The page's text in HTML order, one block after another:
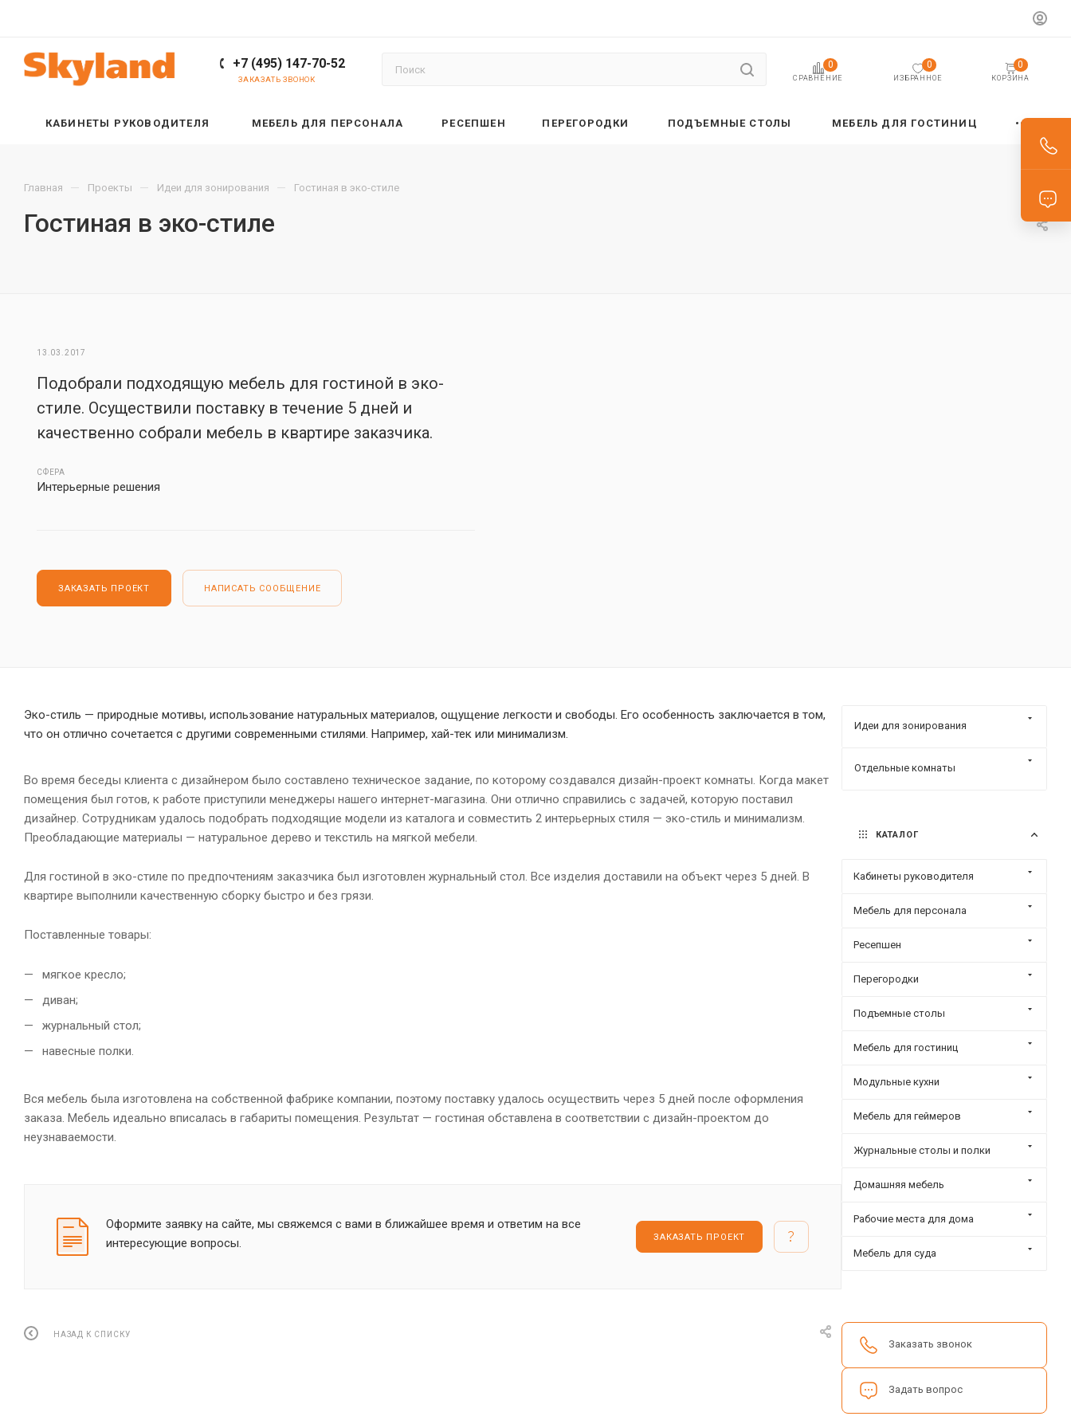
+7 (495) 147-70-52
ЗАКАЗАТЬ ЗВОНОК СРАВНЕНИЕ
0
ИЗБРАННОЕ
0
КОРЗИНА
0
КАБИНЕТЫ РУКОВОДИТЕЛЯ МЕБЕЛЬ ДЛЯ ПЕРСОНАЛА РЕСЕПШЕН ПЕРЕГОРОДКИ ПОДЪЕМНЫЕ СТОЛЫ МЕБЕЛЬ ДЛЯ ГОСТИНИЦ
Главная — Проекты — Идеи для зонирования — Гостиная в эко-стиле
Гостиная в эко-стиле
13.03.2017
Подобрали подходящую мебель для гостиной в эко-
стиле. Осуществили поставку в течение 5 дней и
качественно собрали мебель в квартире заказчика.
СФЕРА
Интерьерные решения
ЗАКАЗАТЬ ПРОЕКТ НАПИСАТЬ СООБЩЕНИЕ
Эко-стиль — природные мотивы, использование натуральных материалов, ощущение легкости и свободы. Его особенность заключается в том,
что он отлично сочетается с другими современными стилями. Например, хай-тек или минимализм.
Во время беседы клиента с дизайнером было составлено техническое задание, по которому создавался дизайн-проект комнаты. Когда макет
помещения был готов, к работе приступили менеджеры нашего интернет-магазина. Они отлично справились с задачей, которую поставил
дизайнер. Сотрудникам удалось подобрать подходящие модели из каталога и совместить 2 интерьерных стиля — эко-стиль и минимализм.
Преобладающие материалы — натуральное дерево и текстиль на мягкой мебели.
Для гостиной в эко-стиле по предпочтениям заказчика был изготовлен журнальный стол. Все изделия доставили на объект через 5 дней. В
квартире выполнили качественную сборку быстро и без грязи.
Поставленные товары:
мягкое кресло;
диван;
журнальный стол;
навесные полки.
Вся мебель была изготовлена на собственной фабрике компании, поэтому поставку удалось осуществить через 5 дней после оформления
заказа. Мебель идеально вписалась в габариты помещения. Результат — гостиная обставлена в соответствии с дизайн-проектом до
неузнаваемости.
Оформите заявку на сайте, мы свяжемся с вами в ближайшее время и ответим на все
интересующие вопросы.
ЗАКАЗАТЬ ПРОЕКТ
НАЗАД К СПИСКУ
Идеи для зонирования
Отдельные комнаты
КАТАЛОГ
Кабинеты руководителя
Мебель для персонала
Ресепшен
Перегородки
Подъемные столы
Мебель для гостиниц
Модульные кухни
Мебель для геймеров
Журнальные столы и полки
Домашняя мебель
Рабочие места для дома
Мебель для суда
Заказать звонок
Задать вопрос